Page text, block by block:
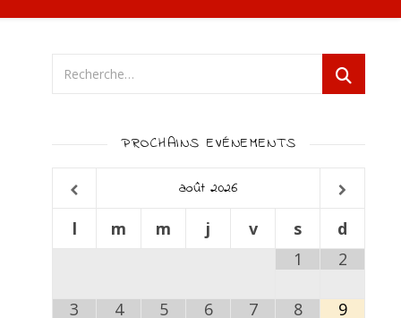
PROCHAINS EVÉNEMENTS
août 2026
l
m m j v s
d
1
2
3 4 5 6 7 8 9